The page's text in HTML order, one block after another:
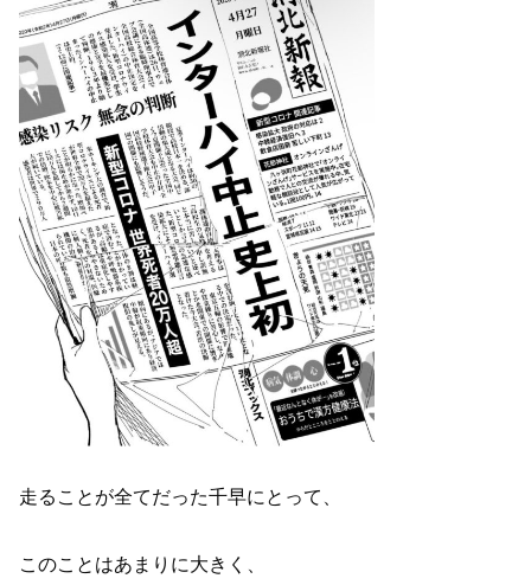
走ることが全てだった千早にとって、
このことはあまりに大きく、